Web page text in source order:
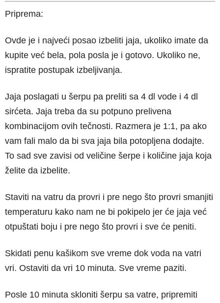
Priprema:
Ovde je i najveći posao izbeliti jaja, ukoliko imate da
kupite već bela, pola posla je i gotovo. Ukoliko ne,
ispratite postupak izbeljivanja.
Jaja poslagati u šerpu pa preliti sa 4 dl vode i 4 dl
sirćeta. Jaja treba da su potpuno prelivena
kombinacijom ovih tečnosti. Razmera je 1:1, pa ako
vam fali malo da bi sva jaja bila potopljena dodajte.
To sad sve zavisi od veličine šerpe i količine jaja koja
želite da izbelite.
Staviti na vatru da provri i pre nego što provri smanjiti
temperaturu kako nam ne bi pokipelo jer će jaja već
otpuštati boju i pre nego što provri i sve će peniti.
Skidati penu kašikom sve vreme dok voda na vatri
vri. Ostaviti da vri 10 minuta. Sve vreme paziti.
Posle 10 minuta skloniti šerpu sa vatre, pripremiti